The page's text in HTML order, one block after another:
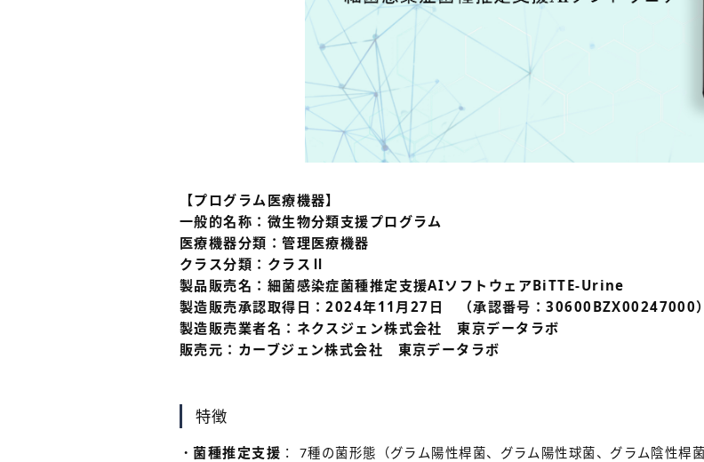
【プログラム医療機器】
一般的名称：微生物分類支援プログラム
医療機器分類：管理医療機器
クラス分類：クラスⅡ
製品販売名：細菌感染症菌種推定支援AIソフトウェアBiTTE-Urine
製造販売承認取得日：2024年11月27日 （承認番号：30600BZX00247000）
製造販売業者名：ネクスジェン株式会社 東京データラボ
販売元：カーブジェン株式会社 東京データラボ
特徴
・菌種推定支援 ： 7種の菌形態（グラム陽性桿菌、グラム陽性球菌、グラム陰性桿